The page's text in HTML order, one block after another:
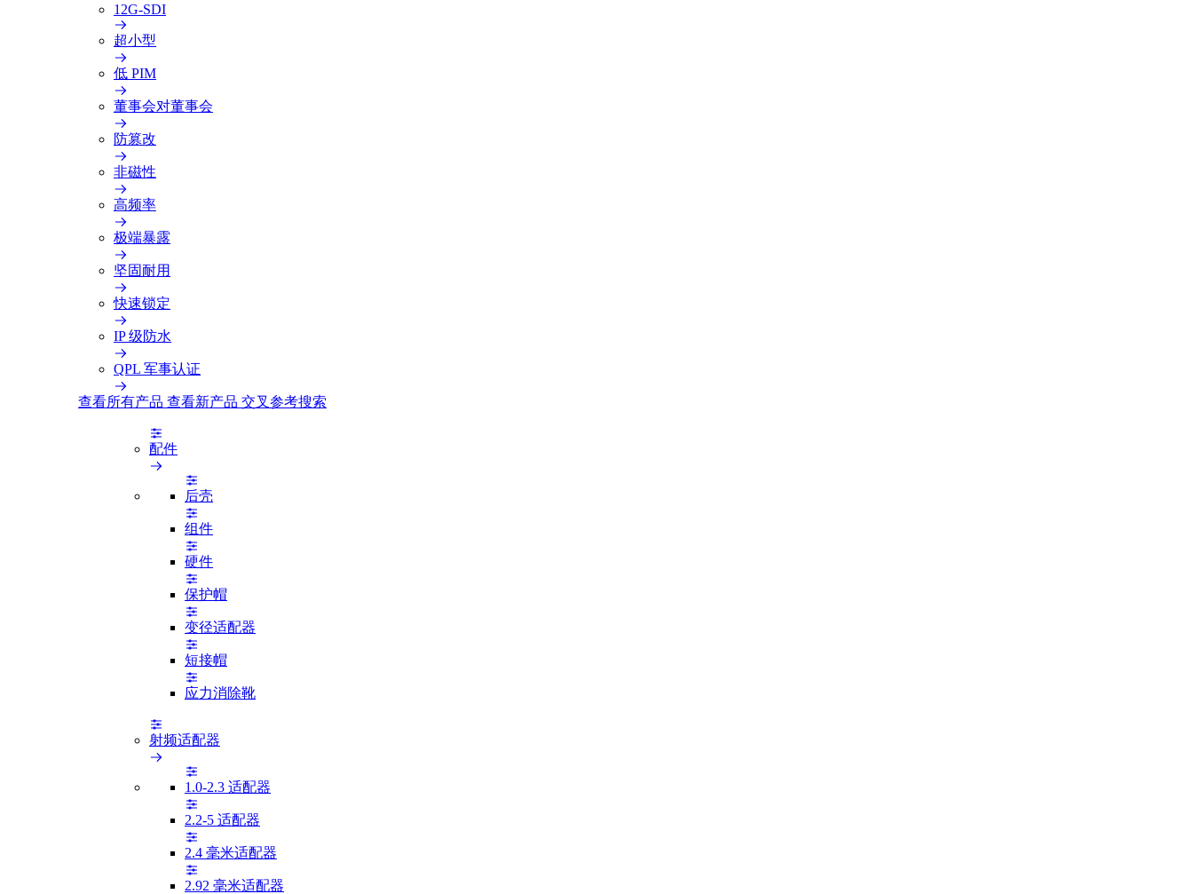
12G-SDI
超小型
低 PIM
董事会对董事会
防篡改
非磁性
高频率
极端暴露
坚固耐用
快速锁定
IP 级防水
QPL 军事认证
查看所有产品 查看新产品 交叉参考搜索
配件
后壳
组件
硬件
保护帽
变径适配器
短接帽
应力消除靴
射频适配器
1.0-2.3 适配器
2.2-5 适配器
2.4 毫米适配器
2.92 毫米适配器